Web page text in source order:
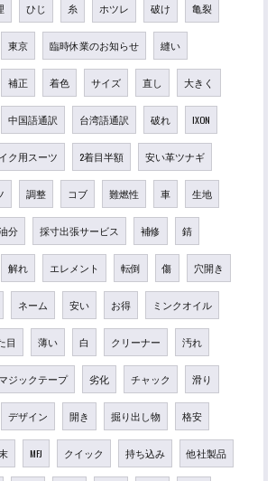
ひじ 糸 ホツレ 破け 亀裂
東京 臨時休業のお知らせ 縫い
補正 着色 サイズ 直し 大きく
中国語通訳 台湾語通訳 破れ IXON
ク用スーツ 2着目半額 安い革ツナギ
調整 コブ 難燃性 車 生地
分 採寸出張サービス 補修 錆
解れ エレメント 転倒 傷 穴開き
ネーム 安い お得 ミンクオイル
目 薄い 白 クリーナー 汚れ
マジックテープ 劣化 チャック 滑り
デザイン 開き 掘り出し物 格安
MFJ クイック 持ち込み 他社製品